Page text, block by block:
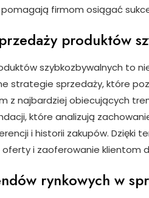
firmom osiągać
produktów
szybkozbywalnych to
strategie sprzedaży, które
z najbardziej obiecujących
które analizują
i historii zakupów. Dzięki
i zaoferowanie klientom
rynkowych w